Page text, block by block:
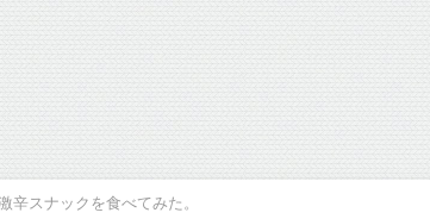
辛スナックを食べてみた。